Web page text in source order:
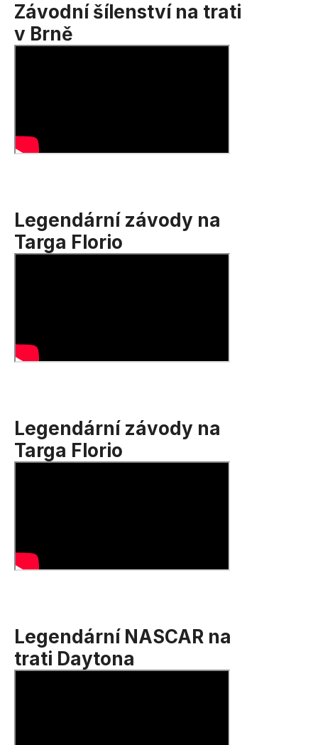
Závodní šílenství na trati
v Brně
Legendární závody na
Targa Florio
Legendární závody na
Targa Florio
Legendární NASCAR na
trati Daytona